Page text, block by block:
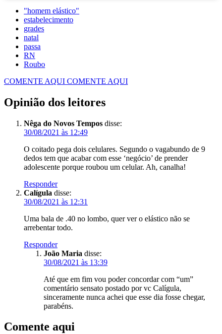
"homem elástico"
estabelecimento
grades
natal
passa
RN
Roubo
COMENTE AQUI COMENTE AQUI
Opinião dos leitores
Nêga do Novos Tempos disse:
30/08/2021 às 12:49
O coitado pega dois celulares. Segundo o vagabundo de 9
dedos tem que acabar com esse ‘negócio’ de prender
adolescente porque roubou um celular. Ah, canalha!
Responder
Calígula disse:
30/08/2021 às 12:31
Uma bala de .40 no lombo, quer ver o elástico não se
arrebentar todo.
Responder
João Maria disse:
30/08/2021 às 13:39
Até que em fim vou poder concordar com “um”
comentário sensato postado por vc Calígula,
sinceramente nunca achei que esse dia fosse chegar,
parabéns.
Comente aqui